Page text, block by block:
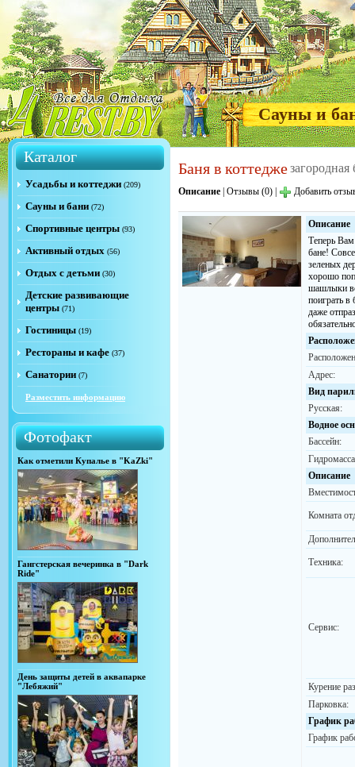
Сауны и
Каталог
Усадьбы и коттеджи (209)
Сауны и бани (72)
Спортивные центры (93)
Активный отдых (56)
Отдых с детьми (30)
Детские развивающие
центры (71)
Гостиницы (19)
Рестораны и кафе (37)
Санатории (7)
Разместить информацию
Фотофакт
Как отметили Купалье в "KaZki"
Гангстерская вечеринка в "Dark
Ride"
День защиты детей в аквапарке
"Лебяжий"
Баня в коттеджезагородная
Описание Отзывы (0) Добавить
Описание
Теперь Вам
бане!
зеленых
хорошо
шашлыки
поиграть в
даже
Адрес:
Вид
Русская:
Водное
Бассейн:
Описание
Комната
Техника:
Сервис:
Курение
Парковка:
График
График